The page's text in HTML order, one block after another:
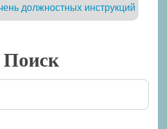
должностных инструкций
Поиск